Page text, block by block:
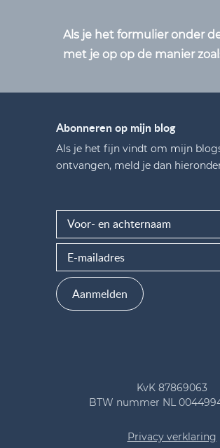
Als je het formulier onder
met je op op de manier
Abonneren op mijn blog
Als je het fijn vindt om mijn
ontvangen, meld je dan
Aanmelden
KvK 87869063
BTW nummer NL
Privacy verklaring